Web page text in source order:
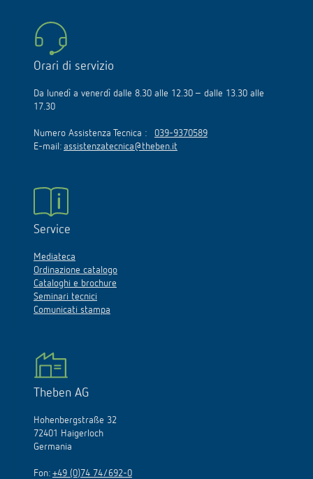
Orari di servizio
Da lunedì a venerdì dalle 8.30 alle 12.30 – dalle 13.30 alle
17.30
Numero Assistenza Tecnica : 039-9370589
E-mail: assistenzatecnica@theben.it
Service
Mediateca
Ordinazione catalogo
Cataloghi e brochure
Seminari tecnici
Comunicati stampa
Theben AG
Hohenbergstraße 32
72401 Haigerloch
Germania
Fon: +49 (0)74 74/692-0